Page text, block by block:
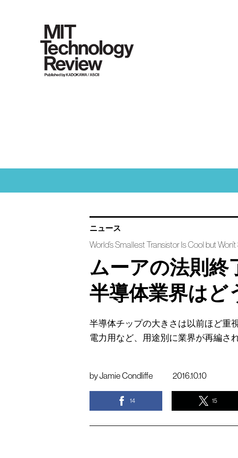
ニュース
World’s Smallest Transistor Is Cool but
ムーアの法則終
半導体業界はど
半導体チップの大きさは以前ほど重
電力用など、用途別に業界が再編さ
byJamie Condliffe 2016.10.10
14 15